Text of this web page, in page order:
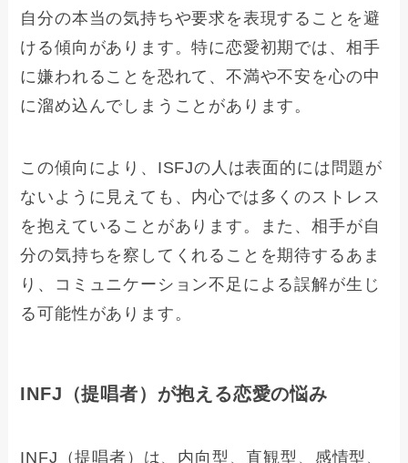
自分の本当の気持ちや要求を表現することを避
ける傾向があります。特に恋愛初期では、相手
に嫌われることを恐れて、不満や不安を心の中
に溜め込んでしまうことがあります。
この傾向により、ISFJの人は表面的には問題が
ないように見えても、内心では多くのストレス
を抱えていることがあります。また、相手が自
分の気持ちを察してくれることを期待するあま
り、コミュニケーション不足による誤解が生じ
る可能性があります。
INFJ（提唱者）が抱える恋愛の悩み
INFJ（提唱者）は、内向型、直観型、感情型、